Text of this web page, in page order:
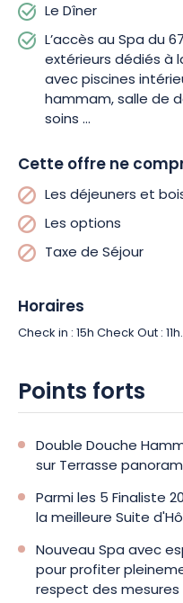
Le Dîner
L’accès au Spa du
extérieurs dédiés à
avec piscines
hammam, salle de
soins …
Cette offre ne
Les déjeuners et
Les options
Taxe de Séjour
Horaires
Check in : 15h Check Out : 11h.
Points forts
Double Douche
sur Terrasse
Parmi les 5 Finaliste
la meilleure Suite
Nouveau Spa avec
pour profiter
respect des